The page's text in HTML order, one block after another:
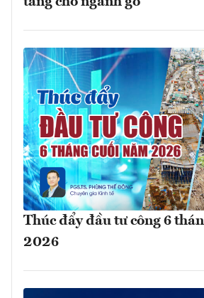
Thúc đẩy đầu tư công 6
2026